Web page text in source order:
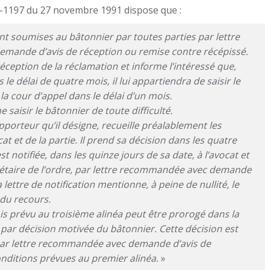
du 27 novembre 1991 dispose que :
soumises au bâtonnier par toutes parties par lettre
d’avis de réception ou remise contre récépissé.
de la réclamation et informe l’intéressé que,
le délai de quatre mois, il lui appartiendra de saisir le
cour d’appel dans le délai d’un mois.
saisir le bâtonnier de toute difficulté.
qu’il désigne, recueille préalablement les
et de la partie. Il prend sa décision dans les quatre
notifiée, dans les quinze jours de sa date, à l’avocat et
de l’ordre, par lettre recommandée avec demande
lettre de notification mentionne, à peine de nullité, le
recours.
prévu au troisième alinéa peut être prorogé dans la
décision motivée du bâtonnier. Cette décision est
lettre recommandée avec demande d’avis de
prévues au premier alinéa.»